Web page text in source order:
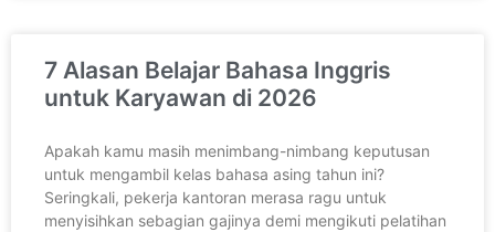
7 Alasan Belajar Bahasa Inggris
untuk Karyawan di 2026
Apakah kamu masih menimbang-nimbang keputusan
untuk mengambil kelas bahasa asing tahun ini?
Seringkali, pekerja kantoran merasa ragu untuk
menyisihkan sebagian gajinya demi mengikuti pelatihan